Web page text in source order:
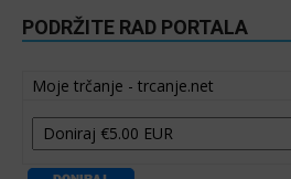
PODRŽITE RAD PORTALA
Moje trčanje - trcanje.net